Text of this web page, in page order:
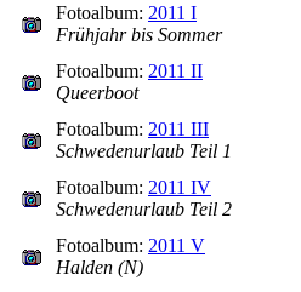
Fotoalbum: 2011 I
Frühjahr bis Sommer
Fotoalbum: 2011 II
Queerboot
Fotoalbum: 2011 III
Schwedenurlaub Teil 1
Fotoalbum: 2011 IV
Schwedenurlaub Teil 2
Fotoalbum: 2011 V
Halden (N)